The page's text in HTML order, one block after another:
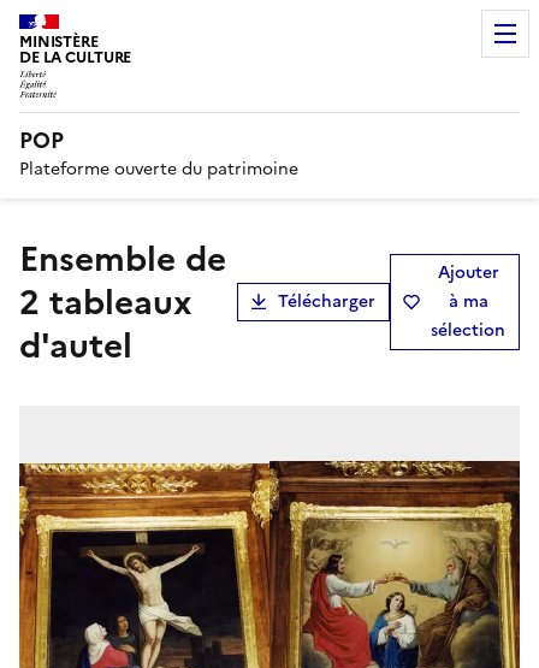
MINISTÈRE
DE LA CULTURE
POP
Plateforme ouverte du patrimoine
Ensemble de
2 tableaux
d'autel
Télécharger
Ajouter
à ma
sélection